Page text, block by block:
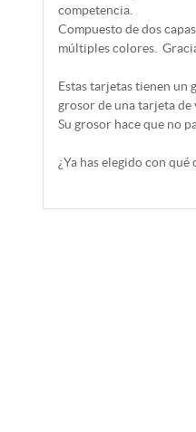
competencia.
Compuesto de dos
múltiples colores.
Estas tarjetas tienen
grosor de una tarjeta de
Su grosor hace que no
¿Ya has elegido con